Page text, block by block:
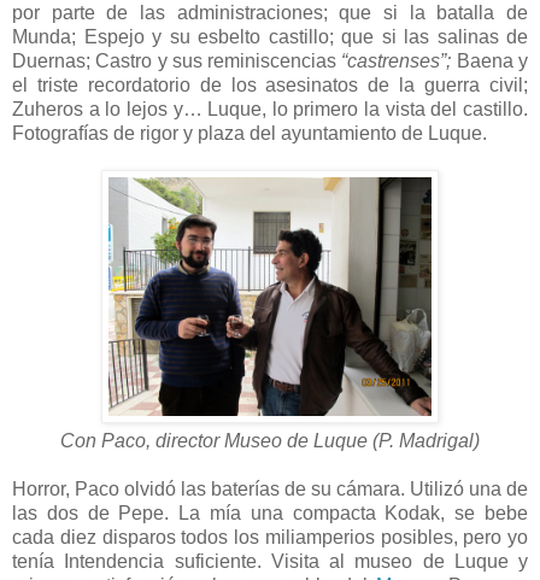
por parte de las administraciones; que si la batalla de
Munda; Espejo y su esbelto castillo; que si las salinas de
Duernas; Castro y sus reminiscencias “castrenses”; Baena y
el triste recordatorio de los asesinatos de la guerra civil;
Zuheros a lo lejos y… Luque, lo primero la vista del castillo.
Fotografías de rigor y plaza del ayuntamiento de Luque.
Con Paco, director Museo de Luque (P. Madrigal)
Horror, Paco olvidó las baterías de su cámara. Utilizó una de
las dos de Pepe. La mía una compacta Kodak, se bebe
cada diez disparos todos los miliamperios posibles, pero yo
tenía Intendencia suficiente. Visita al museo de Luque y